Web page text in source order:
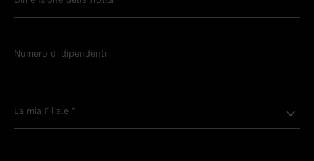
Numero di dipendenti
La mia Filiale *